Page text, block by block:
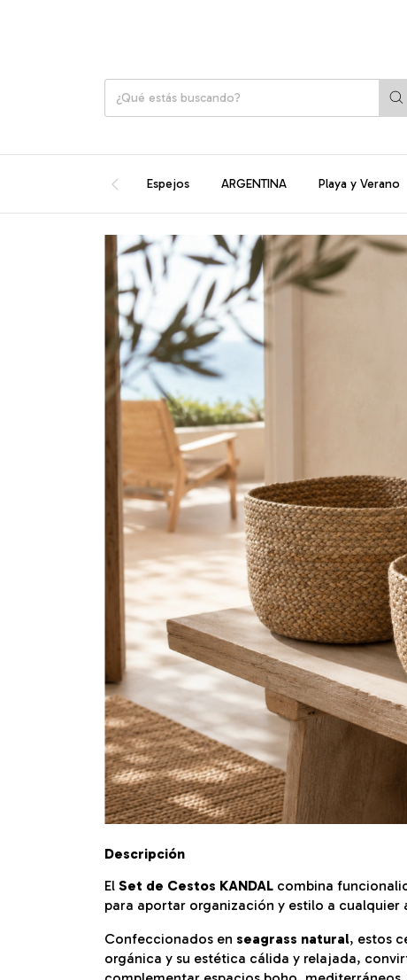
Espejos ARGENTINA Playa y Verano
Descripción
El Set de Cestos KANDAL combina
para aportar organización y estilo a cualquier
Confeccionados en seagrass natural, estos
orgánica y su estética cálida y relajada,